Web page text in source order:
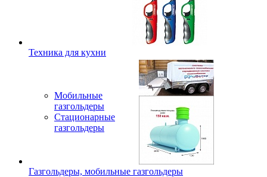
Техника для кухни
Мобильные
газгольдеры
Стационарные
газгольдеры
Газгольдеры, мобильные газгольдеры